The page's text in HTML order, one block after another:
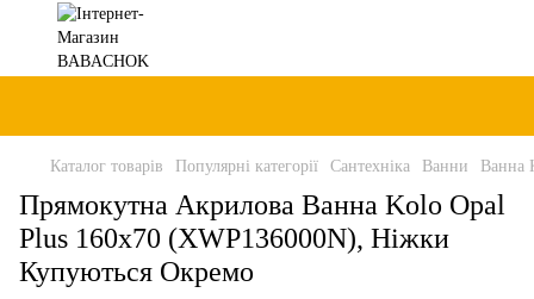
Каталог товарів Популярні категорії Сантехніка Ванни Ванна
Прямокутна Акрилова Ванна Kolo Opal
Plus 160x70 (XWP136000N), Ніжки
Купуються Окремо